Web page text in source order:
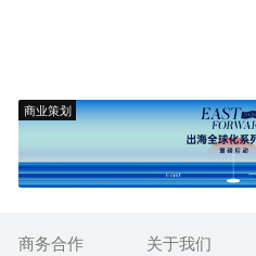
商业策划
商务合作 关于我们